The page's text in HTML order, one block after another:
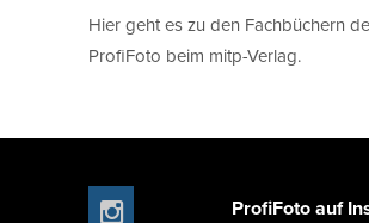
Hier geht es zu den Fachbüchern
ProfiFoto beim mitp-Verlag.
ProfiFoto auf